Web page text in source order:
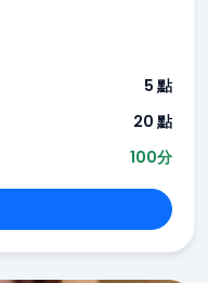
5 點
20 點
100分